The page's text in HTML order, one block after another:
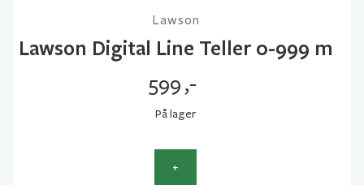
Lawson
Lawson Digital Line Teller 0-999 m
599,-
På lager
+